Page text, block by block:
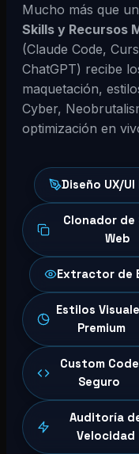
Mucho más que
Skills y Recursos
(Claude Code,
ChatGPT) recibe
maquetación,
Cyber,
optimización en
Diseño UX/
Clonador de
Web
Extractor de
Estilos
Premium
Custom Code
Seguro
Auditoría
Velocidad